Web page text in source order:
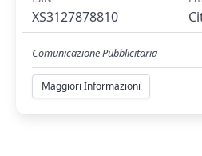
XS3127878810
Comunicazione Pubblicitaria
Maggiori Informazioni